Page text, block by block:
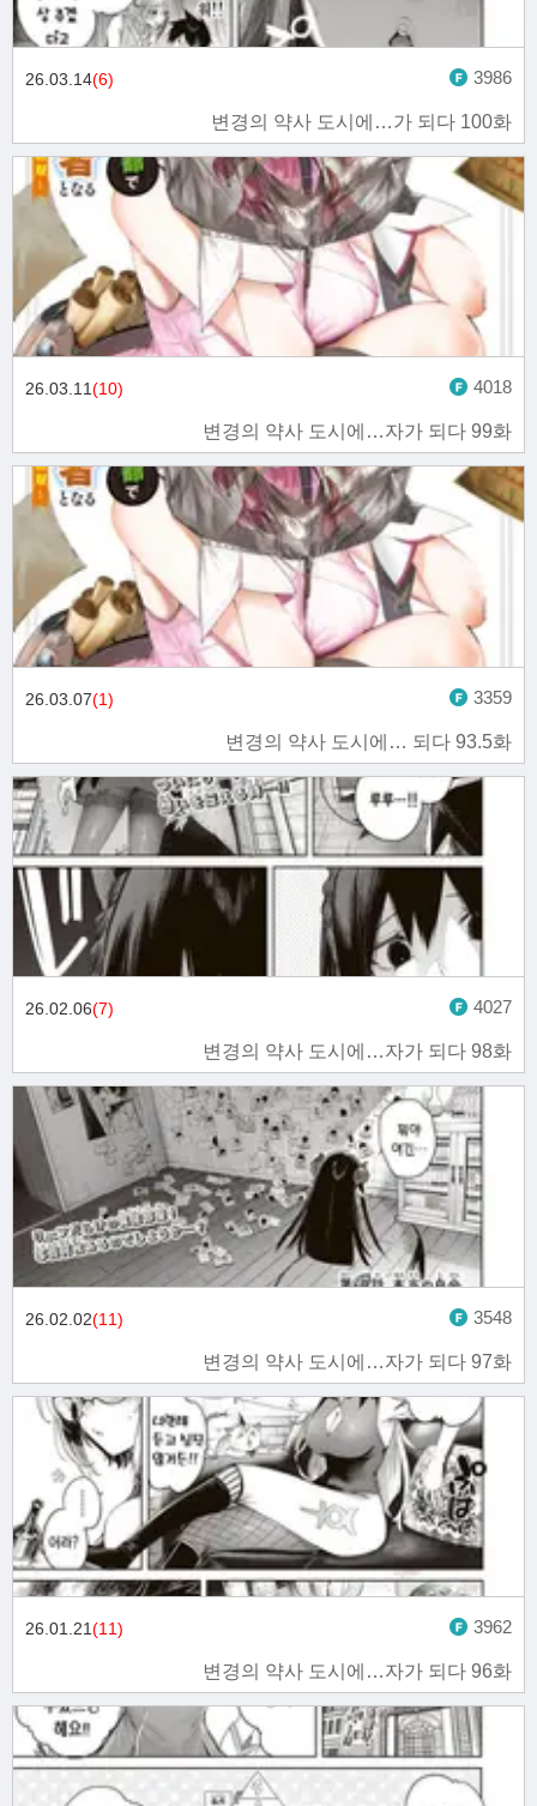
변경의 약사 도시에…가 되다 100화
26.03.14(6) 3986
변경의 약사 도시에…자가 되다 99화
26.03.11(10) 4018
변경의 약사 도시에… 되다 93.5화
26.03.07(1) 3359
변경의 약사 도시에…자가 되다 98화
26.02.06(7) 4027
변경의 약사 도시에…자가 되다 97화
26.02.02(11) 3548
변경의 약사 도시에…자가 되다 96화
26.01.21(11) 3962